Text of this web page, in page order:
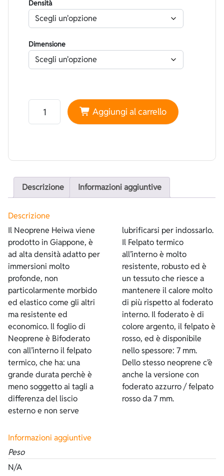
Densità
Dimensione
Neoprene Heiwa Foderato Lycra Argento - Felpato
Aggiungi al carrello
Descrizione Informazioni aggiuntive
Descrizione
Il Neoprene Heiwa viene
prodotto in Giappone, è
ad alta densità adatto per
immersioni molto
profonde, non
particolarmente morbido
ed elastico come gli altri
ma resistente ed
economico. ll foglio di
Neoprene è Bifoderato
con all’interno il felpato
termico, che ha: una
grande durata perchè è
meno soggetto ai tagli a
differenza del liscio
esterno e non serve
lubrificarsi per indossarlo.
Il Felpato termico
all’interno è molto
resistente, robusto ed è
un tessuto che riesce a
mantenere il calore molto
di più rispetto al foderato
interno. Il foderato è di
colore argento, il felpato è
rosso, ed è disponibile
nello spessore: 7 mm.
Dello stesso neoprene c’è
anche la versione con
foderato azzurro / felpato
rosso da 7 mm.
Informazioni aggiuntive
Peso
N/A